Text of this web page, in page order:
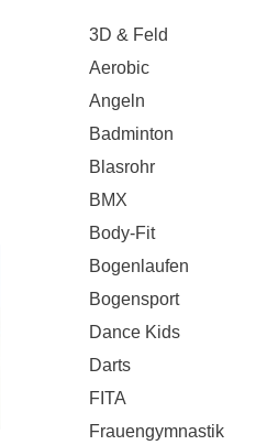
3D & Feld
Aerobic
Angeln
Badminton
Blasrohr
BMX
Body-Fit
Bogenlaufen
Bogensport
Dance Kids
Darts
FITA
Frauengymnastik